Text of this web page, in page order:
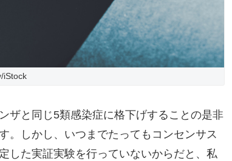
iStock
ザと同じ5類感染症に格下げすることの是非
。しかし、いつまでたってもコンセンサス
した実証実験を行っていないからだと、私